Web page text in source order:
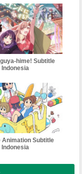
hime! Subtitle
Indonesia
Animation Subtitle
Indonesia